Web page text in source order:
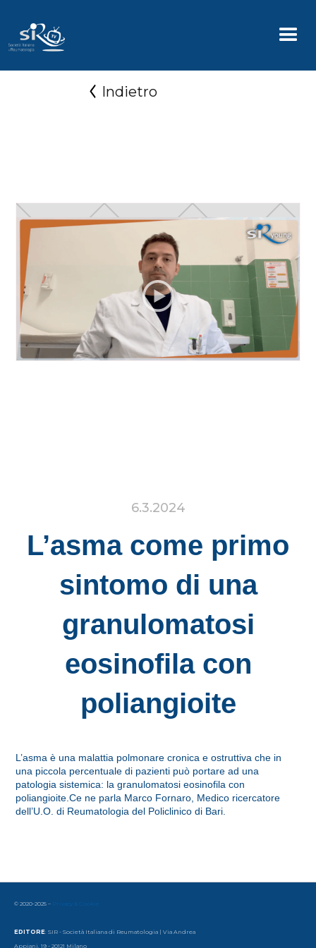
Indietro
6.3.2024
L’asma come primo
sintomo di una
granulomatosi
eosinofila con
poliangioite
L’asma è una malattia polmonare cronica e ostruttiva che in
una piccola percentuale di pazienti può portare ad una
patologia sistemica: la granulomatosi eosinofila con
poliangioite.Ce ne parla Marco Fornaro, Medico ricercatore
dell’U.O. di Reumatologia del Policlinico di Bari.
© 2020-2025 – Privacy & Cookie
EDITORE: SIR - Società Italiana di Reumatologia | Via Andrea
Appiani, 19 - 20121 Milano